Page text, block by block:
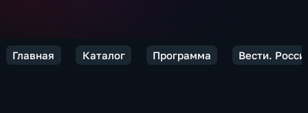
Главная Каталог Программа Вести.